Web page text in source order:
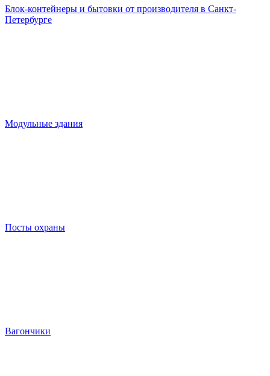
Блок-контейнеры и бытовки от производителя в Санкт-
Петербурге
Модульные здания
Посты охраны
Вагончики